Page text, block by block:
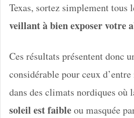
Texas, sortez simplement tous
veillant à bien exposer votre
Ces résultats présentent donc
considérable pour ceux
dans des climats nordiques où
soleil est faibleou masquée